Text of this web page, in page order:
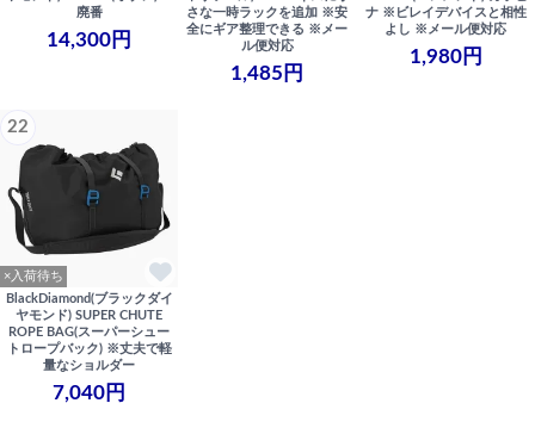
廃番
14,300円
さな一時ラックを追加 ※安
全にギア整理できる ※メー
ル便対応
1,485円
ナ ※ビレイデバイスと相性
よし ※メール便対応
1,980円
22
×入荷待ち
BlackDiamond(ブラックダイ
ヤモンド) SUPER CHUTE
ROPE BAG(スーパーシュー
トロープバック) ※丈夫で軽
量なショルダー
7,040円